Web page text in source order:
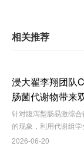
相关推荐
浸大翟李翔‌团队
肠菌代谢物带来
针对腹泻型肠易激综
的现象，利用代谢组学
与工程菌，探究微生物
2026-06-20